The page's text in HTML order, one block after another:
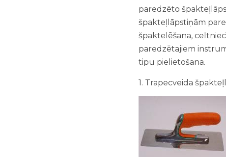
paredzēto
špakteļlāpstiņām
špaktelēšana,
paredzētajiem
tipu pielietošana.
1. Trapecveida